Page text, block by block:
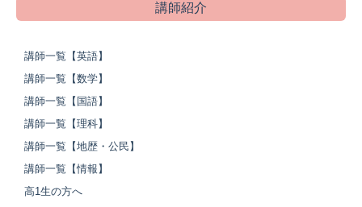
講師紹介
講師一覧【英語】
講師一覧【数学】
講師一覧【国語】
講師一覧【理科】
講師一覧【地歴・公民】
講師一覧【情報】
高1生の方へ